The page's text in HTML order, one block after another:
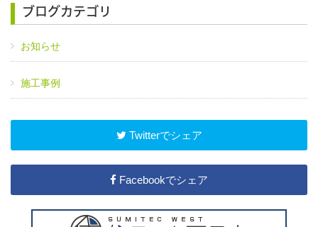
ブログカテゴリ
お知らせ
施工事例
Twitterでシェア
Facebookでシェア